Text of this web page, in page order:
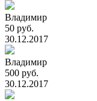
Владимир
50 руб.
30.12.2017
Владимир
500 руб.
30.12.2017